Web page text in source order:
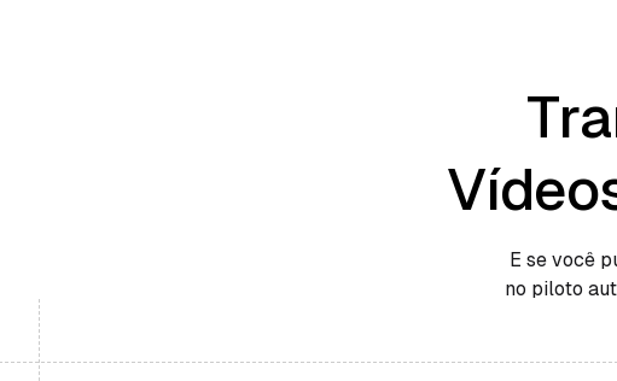
E se você
no piloto